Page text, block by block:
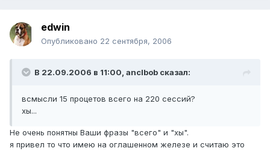
edwin
Опубликовано 22 сентября, 2006
В 22.09.2006 в 11:00, anclbob сказал:
всмысли 15 процетов всего на 220 сессий?
хы...
Не очень понятны Ваши фразы "всего" и "хы".
я привел то что имею на оглашенном железе и считаю это